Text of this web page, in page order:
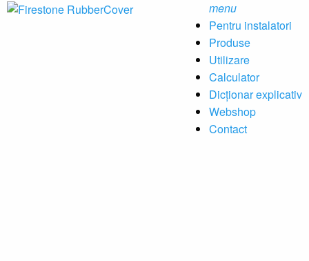
menu
Pentru instalatori
Produse
Utilizare
Calculator
Dicționar explicativ
Webshop
Contact